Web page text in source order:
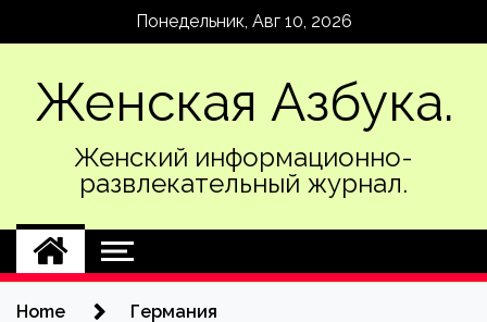
Понедельник, Авг 10, 2026
Женская Азбука.
Женский информационно-
развлекательный журнал.
Home Германия